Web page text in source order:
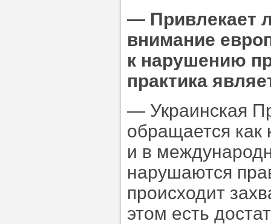
— Привлекает
внимание
к нарушению
практика
— Украинская
обращается как
и в
нарушаются
происходит
этом есть